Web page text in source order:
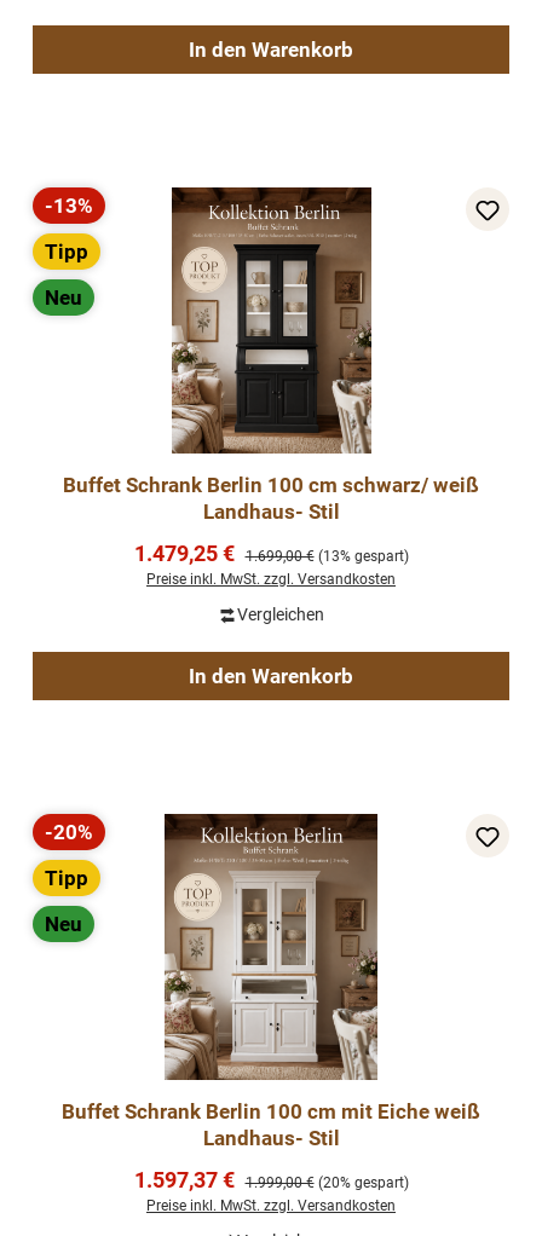
In den Warenkorb
Rabatt
-13%
Tipp
Neu
Buffet Schrank Berlin 100 cm schwarz/ weiß
Landhaus- Stil
Verkaufspreis:
1.479,25 € Regulärer Preis:
1.699,00 € (13% gespart)
Preise inkl. MwSt. zzgl. Versandkosten
Vergleichen
In den Warenkorb
Rabatt
-20%
Tipp
Neu
Buffet Schrank Berlin 100 cm mit Eiche weiß
Landhaus- Stil
Verkaufspreis:
1.597,37 € Regulärer Preis:
1.999,00 € (20% gespart)
Preise inkl. MwSt. zzgl. Versandkosten